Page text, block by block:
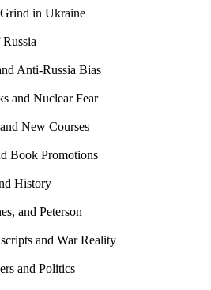
in Ukraine
Anti-Russia Bias
and Nuclear Fear
New Courses
Book Promotions
History
and Peterson
and War Reality
and Politics